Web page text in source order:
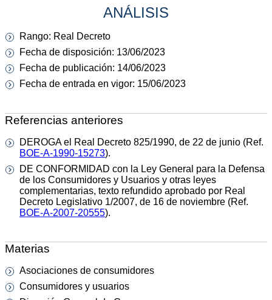
ANÁLISIS
Rango: Real Decreto
Fecha de disposición: 13/06/2023
Fecha de publicación: 14/06/2023
Fecha de entrada en vigor: 15/06/2023
Referencias anteriores
DEROGA el Real Decreto 825/1990, de 22 de junio (Ref.
BOE-A-1990-15273).
DE CONFORMIDAD con la Ley General para la Defensa
de los Consumidores y Usuarios y otras leyes
complementarias, texto refundido aprobado por Real
Decreto Legislativo 1/2007, de 16 de noviembre (Ref.
BOE-A-2007-20555).
Materias
Asociaciones de consumidores
Consumidores y usuarios